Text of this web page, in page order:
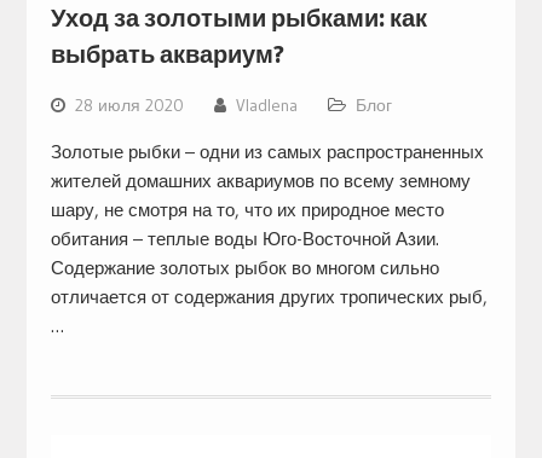
Уход за золотыми рыбками: как
выбрать аквариум?
28 июля 2020 Vladlena Блог
Золотые рыбки – одни из самых распространенных
жителей домашних аквариумов по всему земному
шару, не смотря на то, что их природное место
обитания – теплые воды Юго-Восточной Азии.
Содержание золотых рыбок во многом сильно
отличается от содержания других тропических рыб,
…